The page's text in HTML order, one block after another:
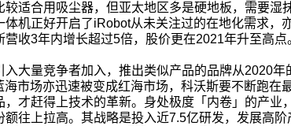
较适合用吸尘器，但亚太地区多是硬地板，需要湿
体机正好开启了iRobot从未关注过的在地化需求，
收3年内增长超过5倍，股价更在2021年升至高点
大量竞争者加入，推出类似产品的品牌从2020年
市场亦迅速被变成红海市场，科沃斯要不断跑在
，才赶得上技术的革新。身处极度「内卷」的产业
额往上拉高。其战略是投入近7.5亿研发，发展高阶